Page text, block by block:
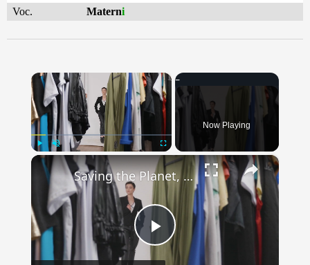
Voc.
Materni
×
Play Unmute
Now Playing
×
Play
Saving the Planet, One Garment at a Time: Ethical and Sustainable Apparel Services